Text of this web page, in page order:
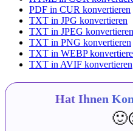
PDF in CUR konvertieren
TXT in JPG konvertieren
TXT in JPEG konvertieren
TXT in PNG konvertieren
TXT in WEBP
TXT in AVIF konvertieren
Hat Ihnen
🙂